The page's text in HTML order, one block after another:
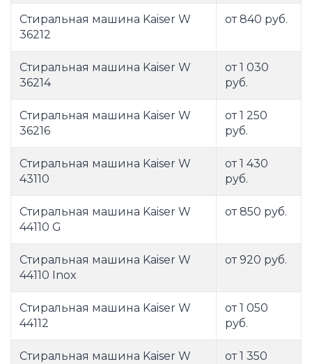
Стиральная машина Kaiser W
36212
от 840 руб.
Стиральная машина Kaiser W
36214
от 1 030
руб.
Стиральная машина Kaiser W
36216
от 1 250
руб.
Стиральная машина Kaiser W
43110
от 1 430
руб.
Стиральная машина Kaiser W
44110 G
от 850 руб.
Стиральная машина Kaiser W
44110 Inox
от 920 руб.
Стиральная машина Kaiser W
44112
от 1 050
руб.
Стиральная машина Kaiser W
от 1 350